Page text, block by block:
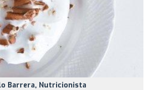
Barrera, Nutricionista